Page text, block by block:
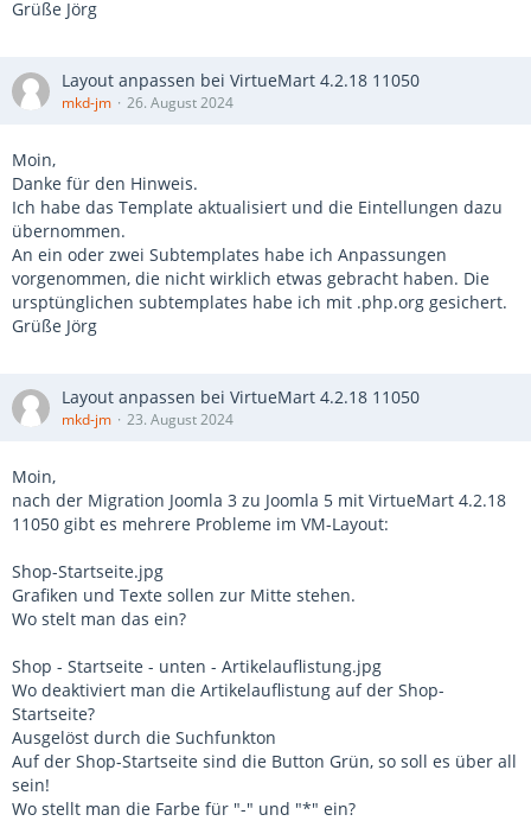
Grüße Jörg
Layout anpassen bei VirtueMart 4.2.18 11050
mkd-jm 26. August 2024
Moin,
Danke für den Hinweis.
Ich habe das Template aktualisiert und die Eintellungen dazu
übernommen.
An ein oder zwei Subtemplates habe ich Anpassungen
vorgenommen, die nicht wirklich etwas gebracht haben. Die
ursptünglichen subtemplates habe ich mit .php.org gesichert.
Grüße Jörg
Layout anpassen bei VirtueMart 4.2.18 11050
mkd-jm 23. August 2024
Moin,
nach der Migration Joomla 3 zu Joomla 5 mit VirtueMart 4.2.18
11050 gibt es mehrere Probleme im VM-Layout:
Shop-Startseite.jpg
Grafiken und Texte sollen zur Mitte stehen.
Wo stelt man das ein?
Shop - Startseite - unten - Artikelauflistung.jpg
Wo deaktiviert man die Artikelauflistung auf der Shop-
Startseite?
Ausgelöst durch die Suchfunkton
Auf der Shop-Startseite sind die Button Grün, so soll es über all
sein!
Wo stellt man die Farbe für "-" und "*" ein?